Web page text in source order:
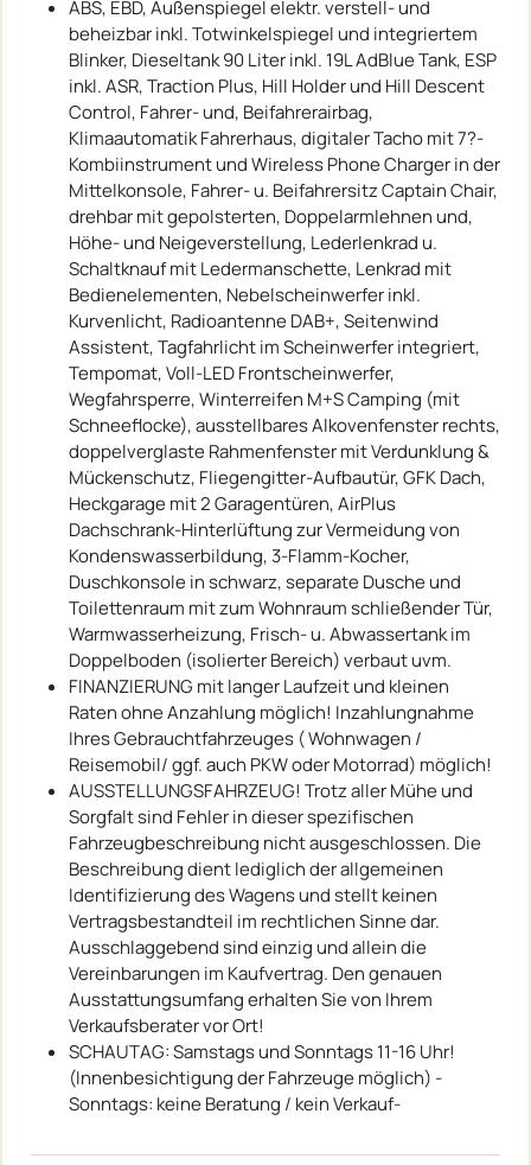
ABS, EBD, Außenspiegel elektr. verstell- und
beheizbar inkl. Totwinkelspiegel und integriertem
Blinker, Dieseltank 90 Liter inkl. 19L AdBlue Tank, ESP
inkl. ASR, Traction Plus, Hill Holder und Hill Descent
Control, Fahrer- und, Beifahrerairbag,
Klimaautomatik Fahrerhaus, digitaler Tacho mit 7?-
Kombiinstrument und Wireless Phone Charger in der
Mittelkonsole, Fahrer- u. Beifahrersitz Captain Chair,
drehbar mit gepolsterten, Doppelarmlehnen und,
Höhe- und Neigeverstellung, Lederlenkrad u.
Schaltknauf mit Ledermanschette, Lenkrad mit
Bedienelementen, Nebelscheinwerfer inkl.
Kurvenlicht, Radioantenne DAB+, Seitenwind
Assistent, Tagfahrlicht im Scheinwerfer integriert,
Tempomat, Voll-LED Frontscheinwerfer,
Wegfahrsperre, Winterreifen M+S Camping (mit
Schneeflocke), ausstellbares Alkovenfenster rechts,
doppelverglaste Rahmenfenster mit Verdunklung &
Mückenschutz, Fliegengitter-Aufbautür, GFK Dach,
Heckgarage mit 2 Garagentüren, AirPlus
Dachschrank-Hinterlüftung zur Vermeidung von
Kondenswasserbildung, 3-Flamm-Kocher,
Duschkonsole in schwarz, separate Dusche und
Toilettenraum mit zum Wohnraum schließender Tür,
Warmwasserheizung, Frisch- u. Abwassertank im
Doppelboden (isolierter Bereich) verbaut uvm.
FINANZIERUNG mit langer Laufzeit und kleinen
Raten ohne Anzahlung möglich! Inzahlungnahme
Ihres Gebrauchtfahrzeuges ( Wohnwagen /
Reisemobil/ ggf. auch PKW oder Motorrad) möglich!
AUSSTELLUNGSFAHRZEUG! Trotz aller Mühe und
Sorgfalt sind Fehler in dieser spezifischen
Fahrzeugbeschreibung nicht ausgeschlossen. Die
Beschreibung dient lediglich der allgemeinen
Identifizierung des Wagens und stellt keinen
Vertragsbestandteil im rechtlichen Sinne dar.
Ausschlaggebend sind einzig und allein die
Vereinbarungen im Kaufvertrag. Den genauen
Ausstattungsumfang erhalten Sie von Ihrem
Verkaufsberater vor Ort!
SCHAUTAG: Samstags und Sonntags 11-16 Uhr!
(Innenbesichtigung der Fahrzeuge möglich) -
Sonntags: keine Beratung / kein Verkauf-